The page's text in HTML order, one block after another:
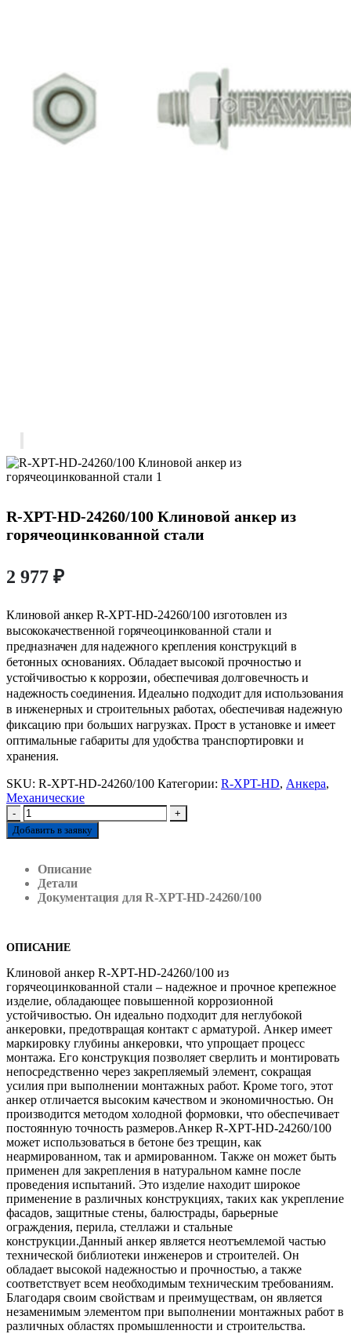
R-XPT-HD-24260/100 Клиновой анкер из
горячеоцинкованной стали
2 977 ₽
Клиновой анкер R-XPT-HD-24260/100 изготовлен из
высококачественной горячеоцинкованной стали и
предназначен для надежного крепления конструкций в
бетонных основаниях. Обладает высокой прочностью и
устойчивостью к коррозии, обеспечивая долговечность и
надежность соединения. Идеально подходит для использования
в инженерных и строительных работах, обеспечивая надежную
фиксацию при больших нагрузках. Прост в установке и имеет
оптимальные габариты для удобства транспортировки и
хранения.
SKU: R-XPT-HD-24260/100 Категории: R-XPT-HD, Анкера,
Механические
-
+
Добавить в заявку
Описание
Детали
Документация для R-XPT-HD-24260/100
ОПИСАНИЕ
Клиновой анкер R-XPT-HD-24260/100 из
горячеоцинкованной стали – надежное и прочное крепежное
изделие, обладающее повышенной коррозионной
устойчивостью. Он идеально подходит для неглубокой
анкеровки, предотвращая контакт с арматурой. Анкер имеет
маркировку глубины анкеровки, что упрощает процесс
монтажа. Его конструкция позволяет сверлить и монтировать
непосредственно через закрепляемый элемент, сокращая
усилия при выполнении монтажных работ. Кроме того, этот
анкер отличается высоким качеством и экономичностью. Он
производится методом холодной формовки, что обеспечивает
постоянную точность размеров.Анкер R-XPT-HD-24260/100
может использоваться в бетоне без трещин, как
неармированном, так и армированном. Также он может быть
применен для закрепления в натуральном камне после
проведения испытаний. Это изделие находит широкое
применение в различных конструкциях, таких как укрепление
фасадов, защитные стены, балюстрады, барьерные
ограждения, перила, стеллажи и стальные
конструкции.Данный анкер является неотъемлемой частью
технической библиотеки инженеров и строителей. Он
обладает высокой надежностью и прочностью, а также
соответствует всем необходимым техническим требованиям.
Благодаря своим свойствам и преимуществам, он является
незаменимым элементом при выполнении монтажных работ в
различных областях промышленности и строительства.